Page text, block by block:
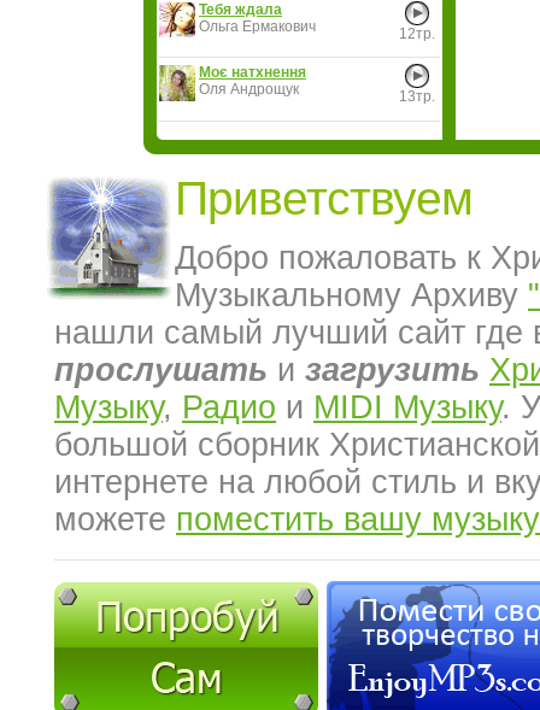
Тебя ждала
Ольга Ермакович
12тр.
Моє натхнення
Оля Андрощук
13тр.
Приветствуем
Добро пожаловать к
Музыкальному Архиву
нашли самый лучший сайт где
прослушать и загрузить
Музыку, Радио и MIDI Музыку.
большой сборник
интернете на любой стиль и
можете поместить вашу музыку